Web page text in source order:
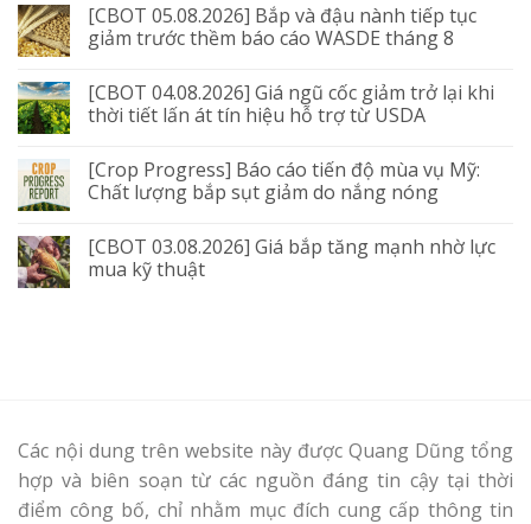
[CBOT 05.08.2026] Bắp và đậu nành tiếp tục
giảm trước thềm báo cáo WASDE tháng 8
[CBOT 04.08.2026] Giá ngũ cốc giảm trở lại khi
thời tiết lấn át tín hiệu hỗ trợ từ USDA
[Crop Progress] Báo cáo tiến độ mùa vụ Mỹ:
Chất lượng bắp sụt giảm do nắng nóng
[CBOT 03.08.2026] Giá bắp tăng mạnh nhờ lực
mua kỹ thuật
Các nội dung trên website này được Quang Dũng tổng
hợp và biên soạn từ các nguồn đáng tin cậy tại thời
điểm công bố, chỉ nhằm mục đích cung cấp thông tin